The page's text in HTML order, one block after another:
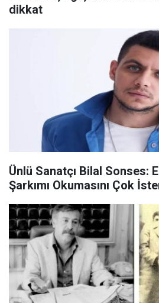
dikkat
Ünlü Sanatçı Bilal Sonses:
Şarkımı Okumasını Çok